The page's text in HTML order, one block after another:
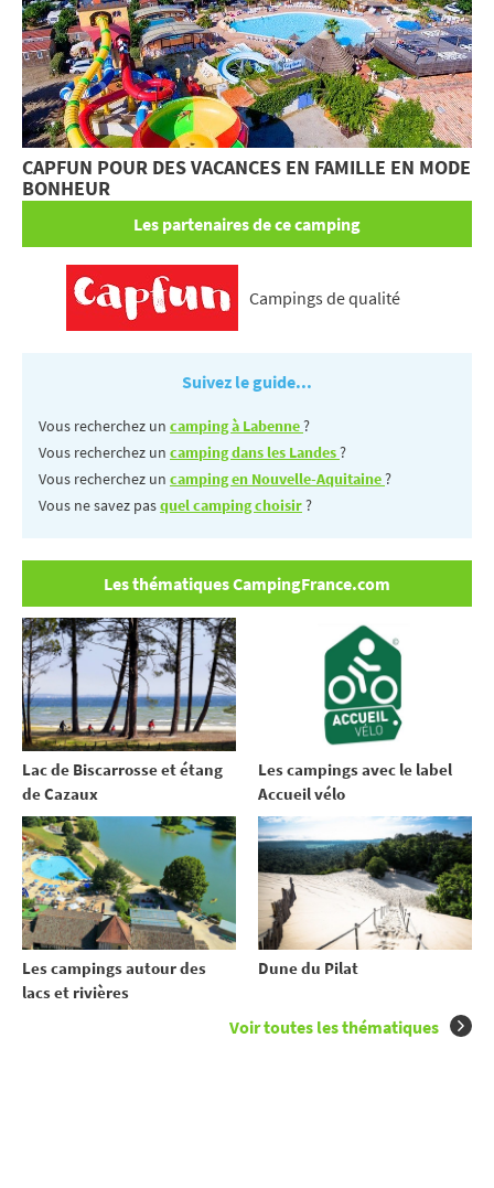
CAPFUN POUR DES VACANCES EN FAMILLE EN MODE
BONHEUR
Les partenaires de ce camping
Campings de qualité
Suivez le guide...
Vous recherchez un camping à Labenne?
Vous recherchez un camping dans les Landes?
Vous recherchez un camping en Nouvelle-Aquitaine?
Vous ne savez pasquel camping choisir?
Les thématiques CampingFrance.com
Lac de Biscarrosse et étang
de Cazaux
Les campings avec le label
Accueil vélo
Les campings autour des
lacs et rivières
Dune du Pilat
Voir toutes les thématiques